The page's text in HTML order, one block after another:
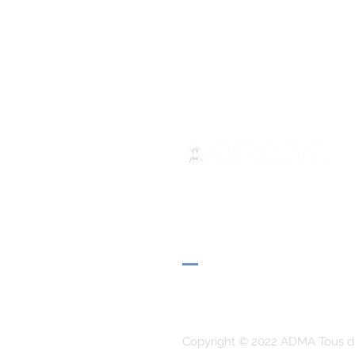
Copyright © 2022 ADMA Tous